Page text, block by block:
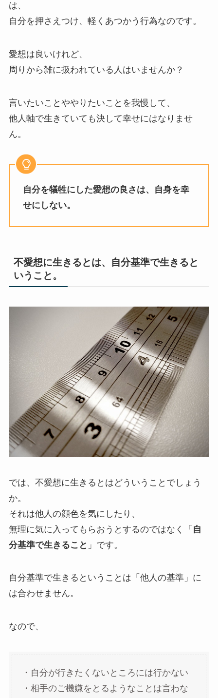
は、
自分を押さえつけ、軽くあつかう行為なのです。
愛想は良いけれど、
周りから雑に扱われている人はいませんか？
言いたいことややりたいことを我慢して、
他人軸で生きていても決して幸せにはなりませ
ん。
自分を犠牲にした愛想の良さは、自身を幸
せにしない。
不愛想に生きるとは、自分基準で生きると
いうこと。
では、不愛想に生きるとはどういうことでしょう
か。
それは他人の顔色を気にしたり、
無理に気に入ってもらおうとするのではなく「 自
分基準で生きること 」です。
自分基準で生きるということは「他人の基準」に
は合わせません。
なので、
・自分が行きたくないところには行かない
・相手のご機嫌をとるようなことは言わな